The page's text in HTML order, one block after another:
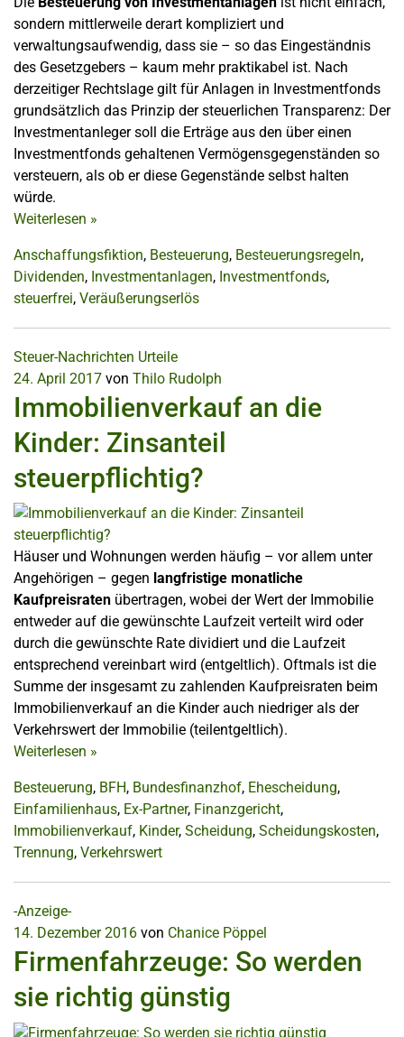
sondern mittlerweile derart kompliziert und
verwaltungsaufwendig, dass sie – so das Eingeständnis
des Gesetzgebers – kaum mehr praktikabel ist. Nach
derzeitiger Rechtslage gilt für Anlagen in Investmentfonds
grundsätzlich das Prinzip der steuerlichen Transparenz: Der
Investmentanleger soll die Erträge aus den über einen
Investmentfonds gehaltenen Vermögensgegenständen so
versteuern, als ob er diese Gegenstände selbst halten
würde.
Weiterlesen »
Anschaffungsfiktion, Besteuerung, Besteuerungsregeln,
Dividenden, Investmentanlagen, Investmentfonds,
steuerfrei, Veräußerungserlös
Steuer-Nachrichten Urteile
24. April 2017 von Thilo Rudolph
Immobilienverkauf an die
Kinder: Zinsanteil
steuerpflichtig?
Häuser und Wohnungen werden häufig – vor allem unter
Angehörigen – gegen langfristige monatliche
Kaufpreisraten übertragen, wobei der Wert der Immobilie
entweder auf die gewünschte Laufzeit verteilt wird oder
durch die gewünschte Rate dividiert und die Laufzeit
entsprechend vereinbart wird (entgeltlich). Oftmals ist die
Summe der insgesamt zu zahlenden Kaufpreisraten beim
Immobilienverkauf an die Kinder auch niedriger als der
Verkehrswert der Immobilie (teilentgeltlich).
Weiterlesen »
Besteuerung, BFH, Bundesfinanzhof, Ehescheidung,
Einfamilienhaus, Ex-Partner, Finanzgericht,
Immobilienverkauf, Kinder, Scheidung, Scheidungskosten,
Trennung, Verkehrswert
-Anzeige-
14. Dezember 2016 von Chanice Pöppel
Firmenfahrzeuge: So werden
sie richtig günstig